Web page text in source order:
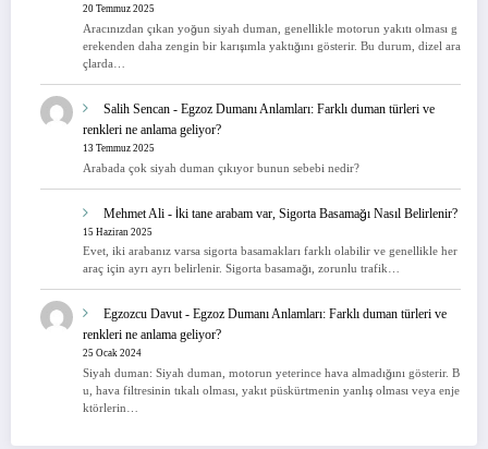
20 Temmuz 2025
Aracınızdan çıkan yoğun siyah duman, genellikle motorun yakıtı olması g
erekenden daha zengin bir karışımla yaktığını gösterir. Bu durum, dizel ara
çlarda…
Salih Sencan - Egzoz Dumanı Anlamları: Farklı duman türleri ve
renkleri ne anlama geliyor?
13 Temmuz 2025
Arabada çok siyah duman çıkıyor bunun sebebi nedir?
Mehmet Ali - İki tane arabam var, Sigorta Basamağı Nasıl Belirlenir?
15 Haziran 2025
Evet, iki arabanız varsa sigorta basamakları farklı olabilir ve genellikle her
araç için ayrı ayrı belirlenir. Sigorta basamağı, zorunlu trafik…
Egzozcu Davut- Egzoz Dumanı Anlamları: Farklı duman türleri ve
renkleri ne anlama geliyor?
25 Ocak 2024
Siyah duman: Siyah duman, motorun yeterince hava almadığını gösterir. B
u, hava filtresinin tıkalı olması, yakıt püskürtmenin yanlış olması veya enje
ktörlerin…